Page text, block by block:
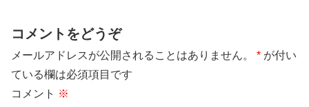
コメントをどうぞ
メールアドレスが公開されることはありません。 * が付い
ている欄は必須項目です
コメント ※